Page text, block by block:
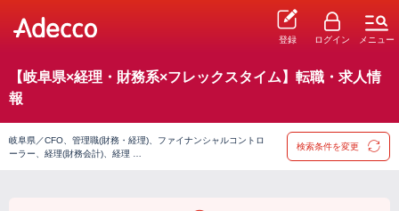
登録 ログイン メニュー
【岐阜県×経理・財務系×フレックスタイム】転職・求人情
報
岐阜県／CFO、管理職(財務・経理)、ファイナンシャルコントロ
ーラー、経理(財務会計)、経理 …
検索条件を変更